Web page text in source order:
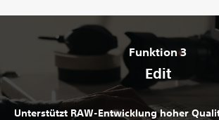
Funktion 3
Edit
Unterstützt RAW-Entwicklung hoher